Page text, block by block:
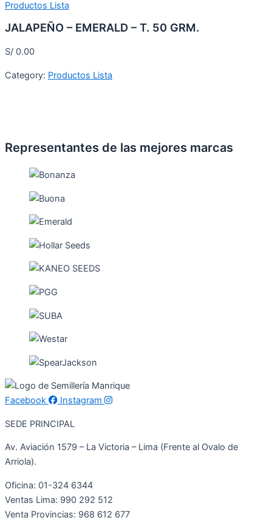
Productos Lista
JALAPEÑO – EMERALD – T. 50 GRM.
S/ 0.00
Category: Productos Lista
Representantes de las mejores marcas
Facebook Instagram
SEDE PRINCIPAL
Av. Aviación 1579 – La Victoria – Lima (Frente al Ovalo de
Arriola).
Oficina: 01-324 6344
Ventas Lima: 990 292 512
Venta Provincias: 968 612 677